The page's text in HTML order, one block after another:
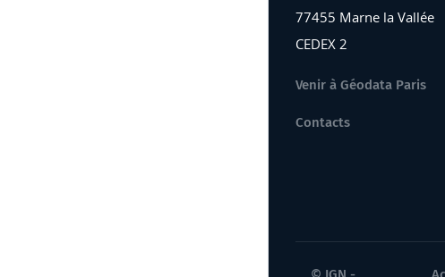
77455 Marne la Vallée
CEDEX 2
Venir à Géodata Paris
Contacts